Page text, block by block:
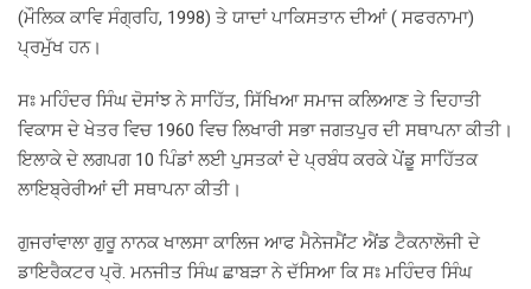
(ਮੌਲਿਕ ਕਾਵਿ ਸੰਗ੍ਰਹਿ, 1998) ਤੇ ਯਾਦਾਂ ਪਾਕਿਸਤਾਨ ਦੀਆਂ ( ਸਫਰਨਾਮਾ)
ਪ੍ਰਮੁੱਖ ਹਨ।
ਸਃ ਮਹਿੰਦਰ ਸਿੰਘ ਦੋਸਾਂਝ ਨੇ ਸਾਹਿੱਤ, ਸਿੱਖਿਆ ਸਮਾਜ ਕਲਿਆਣ ਤੇ ਦਿਹਾਤੀ
ਵਿਕਾਸ ਦੇ ਖੇਤਰ ਵਿਚ 1960 ਵਿਚ ਲਿਖਾਰੀ ਸਭਾ ਜਗਤਪੁਰ ਦੀ ਸਥਾਪਨਾ ਕੀਤੀ।
ਇਲਾਕੇ ਦੇ ਲਗਪਗ 10 ਪਿੰਡਾਂ ਲਈ ਪੁਸਤਕਾਂ ਦੇ ਪ੍ਰਬੰਧ ਕਰਕੇ ਪੇਂਡੂ ਸਾਹਿੱਤਕ
ਲਾਇਬ੍ਰੇਰੀਆਂ ਦੀ ਸਥਾਪਨਾ ਕੀਤੀ।
ਗੁਜਰਾਂਵਾਲਾ ਗੁਰੂ ਨਾਨਕ ਖਾਲਸਾ ਕਾਲਿਜ ਆਫ ਮੈਨੇਜਮੈਂਟ ਐਂਡ ਟੈਕਨਾਲੋਜੀ ਦੇ
ਡਾਇਰੈਕਟਰ ਪ੍ਰੋ. ਮਨਜੀਤ ਸਿੰਘ ਛਾਬੜਾ ਨੇ ਦੱਸਿਆ ਕਿ ਸਃ ਮਹਿੰਦਰ ਸਿੰਘ